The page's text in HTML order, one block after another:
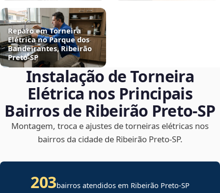
Reparo em Torneira
Elétrica no Parque dos
Bandeirantes, Ribeirão
Preto‑SP
Instalação de Torneira
Elétrica nos Principais
Bairros de Ribeirão Preto‑SP
Montagem, troca e ajustes de torneiras elétricas nos
bairros da cidade de Ribeirão Preto‑SP.
203bairros atendidos em Ribeirão Preto-SP